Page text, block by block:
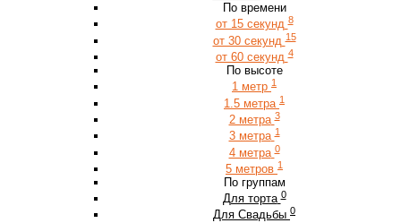
По времени
от 15 секунд 8
от 30 секунд 15
от 60 секунд 4
По высоте
1 метр 1
1.5 метра 1
2 метра 3
3 метра 1
4 метра 0
5 метров 1
По группам
Для торта 0
Для Свадьбы 0